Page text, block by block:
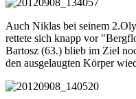
Auch Niklas bei seinem
rettete sich knapp vor
Bartosz (63.) blieb im Ziel
den ausgelaugten Körper